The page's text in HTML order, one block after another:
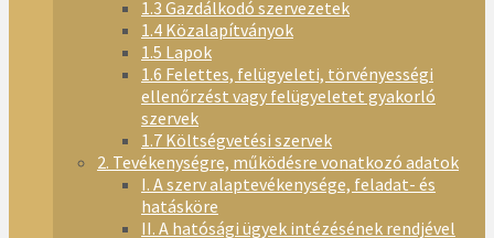
1.3 Gazdálkodó szervezetek
1.4 Közalapítványok
1.5 Lapok
1.6 Felettes, felügyeleti, törvényességi
ellenőrzést vagy felügyeletet gyakorló
szervek
1.7 Költségvetési szervek
2. Tevékenységre, működésre vonatkozó adatok
I. A szerv alaptevékenysége, feladat- és
hatásköre
II. A hatósági ügyek intézésének rendjével